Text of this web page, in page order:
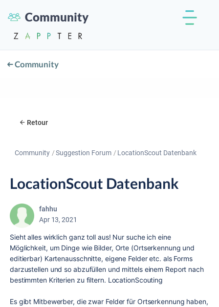
Community
Community
Retour
Community Suggestion Forum LocationScout Datenbank
LocationScout Datenbank
fahhu
Apr 13, 2021
Sieht alles wirklich ganz toll aus! Nur suche ich eine
Möglichkeit, um Dinge wie Bilder, Orte (Ortserkennung und
editierbar) Kartenausschnitte, eigene Felder etc. als Forms
darzustellen und so abzufüllen und mittels einem Report nach
bestimmten Kriterien zu filtern. LocationScouting
Es gibt Mitbewerber, die zwar Felder für Ortserkennung haben,